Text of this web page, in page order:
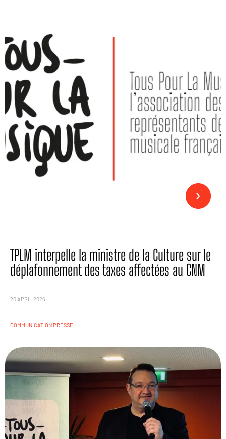
TPLM interpelle la ministre de la Culture sur le
déplafonnement des taxes affectées au CNM
20 APRIL 2026
COMMUNICATION PRESSE